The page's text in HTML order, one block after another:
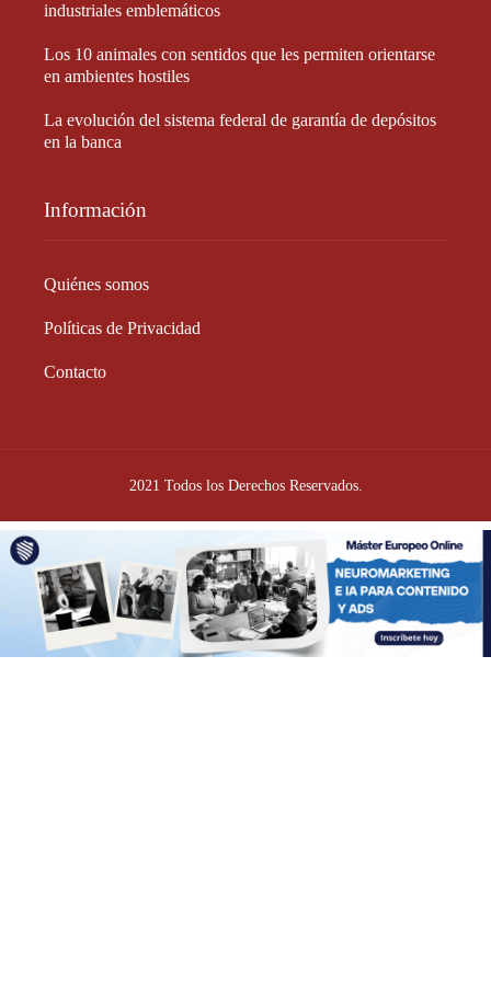
industriales emblemáticos
Los 10 animales con sentidos que les permiten orientarse
en ambientes hostiles
La evolución del sistema federal de garantía de depósitos
en la banca
Información
Quiénes somos
Políticas de Privacidad
Contacto
2021 Todos los Derechos Reservados.